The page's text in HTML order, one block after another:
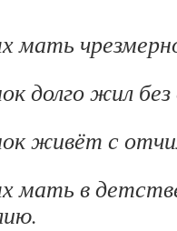
мать
долго жил
живёт с
мать в